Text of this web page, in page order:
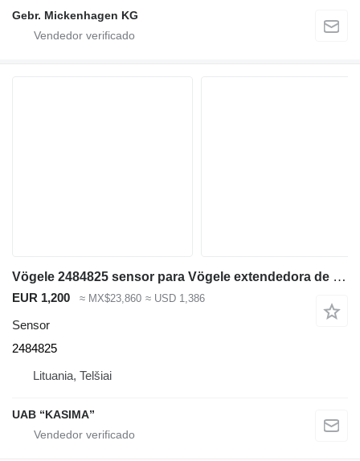
Gebr. Mickenhagen KG
Vögele 2484825 sensor para Vögele extendedora de asfalto
EUR 1,200 ≈ MX$23,860 ≈ USD 1,386
Sensor
2484825
Lituania, Telšiai
UAB “KASIMA”